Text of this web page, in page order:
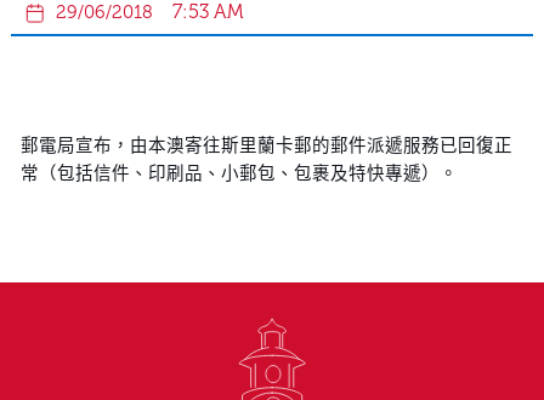
29/06/2018 7:53 AM
郵電局宣布，由本澳寄往斯里蘭卡郵的郵件派遞服務已回復正
常（包括信件、印刷品、小郵包、包裹及特快專遞）。